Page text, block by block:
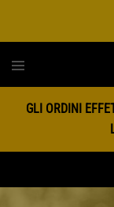
Toggle
menu
GLI ORDINI